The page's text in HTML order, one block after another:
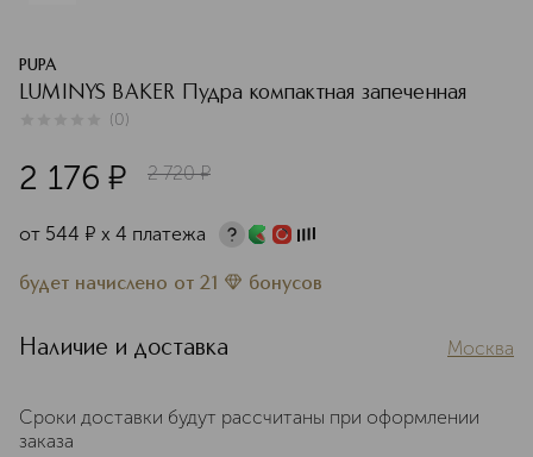
PUPA
LUMINYS BAKER Пудра компактная запеченная
(0)
2 176 ¤ 2 720 ¤
от 544 ¤ х 4 платежа
будет начислено от 21 бонусов
Наличие и доставка Москва
Сроки доставки будут рассчитаны при оформлении
заказа